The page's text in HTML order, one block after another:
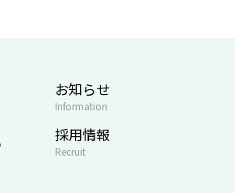
お知らせ
Information
採用情報
Recruit